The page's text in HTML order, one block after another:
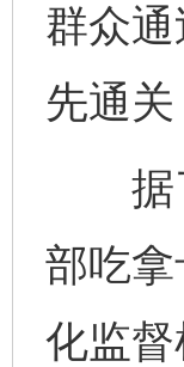
群众
先通
据了
部吃
化监